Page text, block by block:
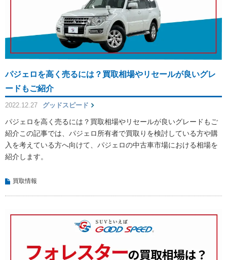
パジェロを高く売るには？買取相場やリセールが良いグレ
ードもご紹介
2022.12.27 グッドスピード
パジェロを高く売るには？買取相場やリセールが良いグレードもご
紹介この記事では、パジェロ所有者で買取りを検討している方や購
入を考えている方へ向けて、パジェロの中古車市場における相場を
紹介します。
買取情報